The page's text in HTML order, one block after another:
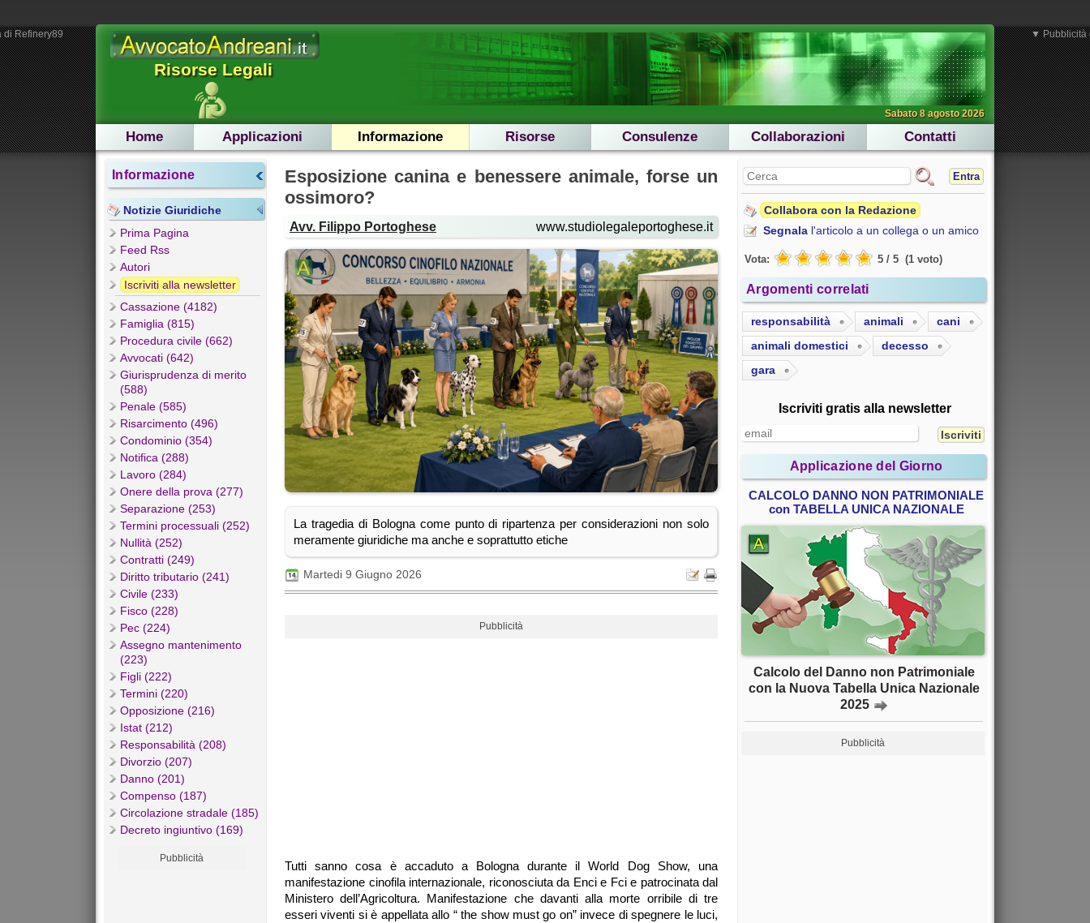
Risorse Legali
Sabato 8 agosto 2026
Home Applicazioni Informazione Risorse Consulenze Collaborazioni Contatti
Informazione
Notizie Giuridiche
Prima Pagina
Feed Rss
Autori
Iscriviti alla newsletter
Cassazione (4182)
Famiglia (815)
Procedura civile (662)
Avvocati (642)
Giurisprudenza di merito
(588)
Penale (585)
Risarcimento (496)
Condominio (354)
Notifica (288)
Lavoro (284)
Onere della prova (277)
Separazione (253)
Termini processuali (252)
Nullità (252)
Contratti (249)
Diritto tributario (241)
Civile (233)
Fisco (228)
Pec (224)
Assegno mantenimento
(223)
Figli (222)
Termini (220)
Opposizione (216)
Istat (212)
Responsabilità (208)
Divorzio (207)
Danno (201)
Compenso (187)
Circolazione stradale (185)
Decreto ingiuntivo (169)
Pubblicità
Esposizione canina e benessere animale, forse un
ossimoro?
Avv. Filippo Portoghese www.studiolegaleportoghese.it
La tragedia di Bologna come punto di ripartenza per considerazioni non solo
meramente giuridiche ma anche e soprattutto etiche
Martedi 9 Giugno 2026
Pubblicità
Tutti sanno cosa è accaduto a Bologna durante il World Dog Show, una
manifestazione cinofila internazionale, riconosciuta da Enci e Fci e patrocinata dal
Ministero dell’Agricoltura. Manifestazione che davanti alla morte orribile di tre
esseri viventi si è appellata allo “ the show must go on” invece di spegnere le luci,
Entra
Collabora con la Redazione
Segnala l'articolo a un collega o un amico
Vota: 5 / 5 (1 voto)
Argomenti correlati
responsabilità animali
cani
animali domestici
decesso
gara
Iscriviti gratis alla newsletter
Applicazione del Giorno
CALCOLO DANNO NON PATRIMONIALE
con TABELLA UNICA NAZIONALE
Calcolo del Danno non Patrimoniale
con la Nuova Tabella Unica Nazionale
2025
Pubblicità
Refinery89 ▼ Pubblicità